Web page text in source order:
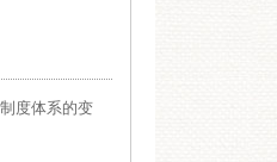
度体系的变